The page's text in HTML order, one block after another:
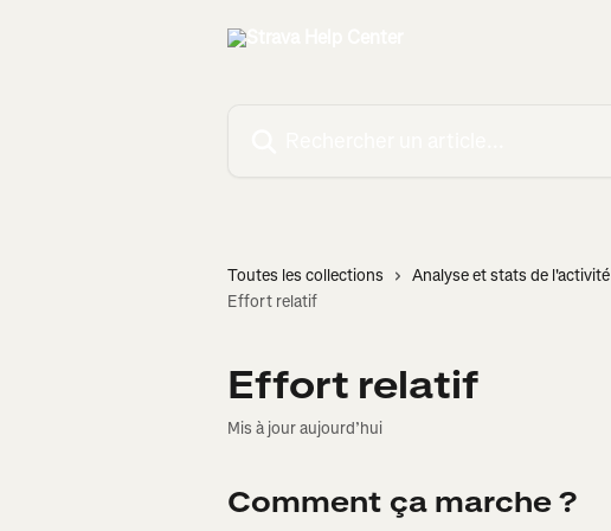
Toutes les collections Analyse et stats de l'activité
Effort relatif
Effort relatif
Mis à jour aujourd’hui
Comment ça marche ?